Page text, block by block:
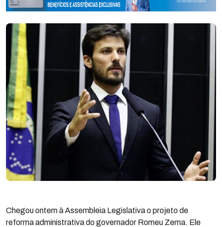
Chegou ontem à Assembleia Legislativa o projeto de
reforma administrativa do governador Romeu Zema. Ele